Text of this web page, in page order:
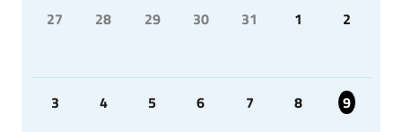
27 28 29 30 31 1 2
3 4 5 6 7 8 9